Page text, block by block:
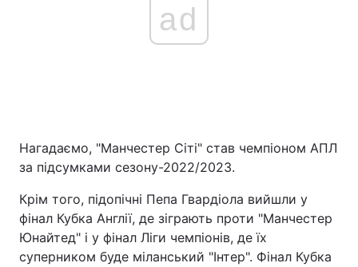
ad
Нагадаємо, "Манчестер Сіті" став чемпіоном АПЛ
за підсумками сезону-2022/2023.
Крім того, підопічні Пепа Гвардіола вийшли у
фінал Кубка Англії, де зіграють проти "Манчестер
Юнайтед" і у фінал Ліги чемпіонів, де їх
суперником буде міланський "Інтер". Фінал Кубка